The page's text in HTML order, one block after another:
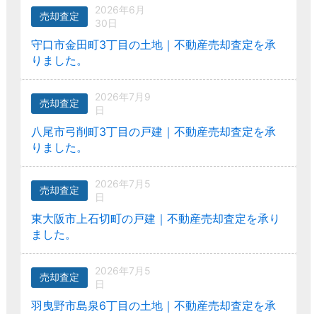
売却査定
2026年6月
30日
守口市金田町3丁目の土地｜不動産売却査定を承
りました。
売却査定
2026年7月9
日
八尾市弓削町3丁目の戸建｜不動産売却査定を承
りました。
売却査定
2026年7月5
日
東大阪市上石切町の戸建｜不動産売却査定を承り
ました。
売却査定
2026年7月5
日
羽曳野市島泉6丁目の土地｜不動産売却査定を承